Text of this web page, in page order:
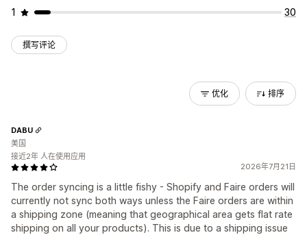
1
30
撰写评论
优化 排序
2026年7月21日
The order syncing is a little fishy - Shopify and Faire orders will
currently not sync both ways unless the Faire orders are within
a shipping zone (meaning that geographical area gets flat rate
shipping on all your products). This is due to a shipping issue
DABU
美国
接近2年 人在使用应用